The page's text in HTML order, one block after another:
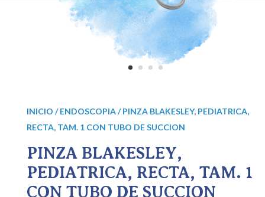
INICIO /ENDOSCOPIA/ PINZA BLAKESLEY, PEDIATRICA,
RECTA, TAM. 1 CON TUBO DE SUCCION
PINZA BLAKESLEY,
PEDIATRICA, RECTA, TAM. 1
CON TUBO DE SUCCION